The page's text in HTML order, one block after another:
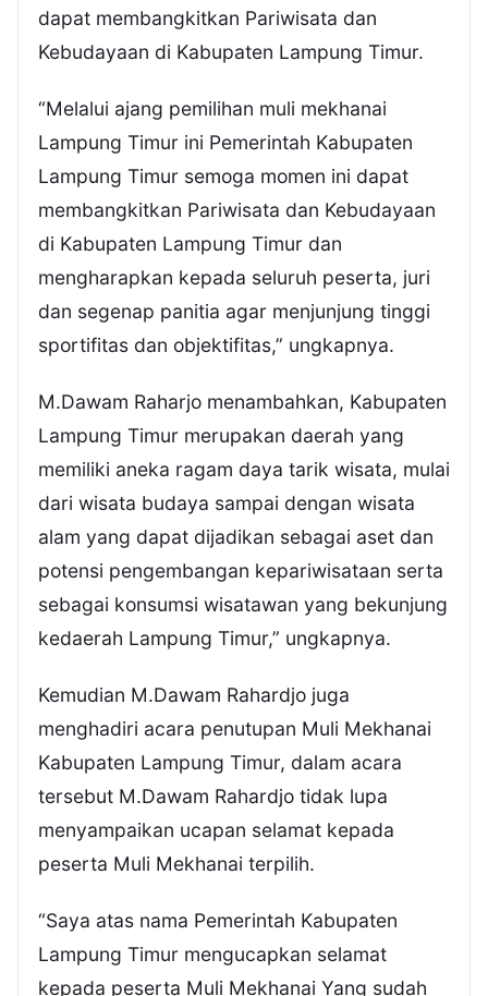
dapat membangkitkan Pariwisata dan
Kebudayaan di Kabupaten Lampung Timur.
“Melalui ajang pemilihan muli mekhanai
Lampung Timur ini Pemerintah Kabupaten
Lampung Timur semoga momen ini dapat
membangkitkan Pariwisata dan Kebudayaan
di Kabupaten Lampung Timur dan
mengharapkan kepada seluruh peserta, juri
dan segenap panitia agar menjunjung tinggi
sportifitas dan objektifitas,” ungkapnya.
M.Dawam Raharjo menambahkan, Kabupaten
Lampung Timur merupakan daerah yang
memiliki aneka ragam daya tarik wisata, mulai
dari wisata budaya sampai dengan wisata
alam yang dapat dijadikan sebagai aset dan
potensi pengembangan kepariwisataan serta
sebagai konsumsi wisatawan yang bekunjung
kedaerah Lampung Timur,” ungkapnya.
Kemudian M.Dawam Rahardjo juga
menghadiri acara penutupan Muli Mekhanai
Kabupaten Lampung Timur, dalam acara
tersebut M.Dawam Rahardjo tidak lupa
menyampaikan ucapan selamat kepada
peserta Muli Mekhanai terpilih.
“Saya atas nama Pemerintah Kabupaten
Lampung Timur mengucapkan selamat
kepada peserta Muli Mekhanai Yang sudah